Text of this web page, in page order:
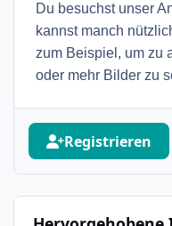
Du besuchst unser
kannst manch
zum Beispiel, um zu
oder mehr Bilder zu
Registrieren